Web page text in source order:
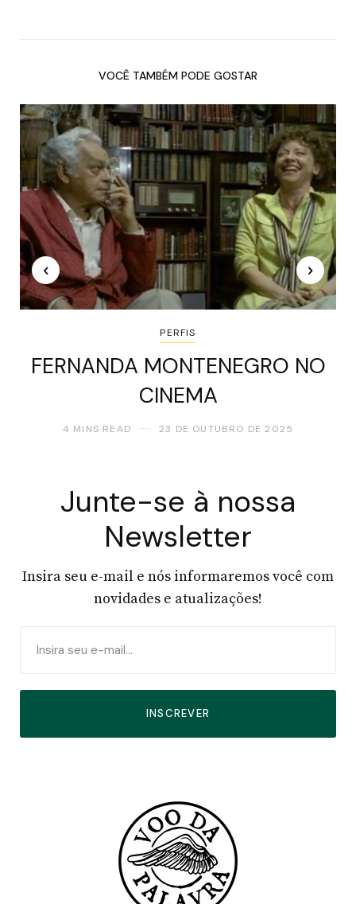
VOCÊ TAMBÉM PODE GOSTAR
PERFIS
FERNANDA MONTENEGRO NO
CINEMA
4 MINS READ 23 DE OUTUBRO DE 2025
Junte-se à nossa
Newsletter
Insira seu e-mail e nós informaremos você com
novidades e atualizações!
INSCREVER